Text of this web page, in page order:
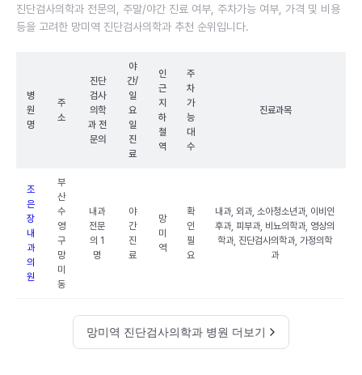
진단검사의학과 전문의, 주말/야간 진료 여부, 주차가능 여부, 가격 및 비용
등을 고려한 망미역 진단검사의학과 추천 순위입니다.
병
원
명
주
소
진단
검사
의학
과 전
문의
야
간/
일
요
일
진
료
인
근
지
하
철
역
주
차
가
능
대
수
진료과목
조
은
장
내
과
의
원
부
산
수
영
구
망
미
동
내과
전문
의 1
명
야
간
진
료
망
미
역
확
인
필
요
내과, 외과, 소아청소년과, 이비인
후과, 피부과, 비뇨의학과, 영상의
학과, 진단검사의학과, 가정의학
과
망미역 진단검사의학과 병원 더보기